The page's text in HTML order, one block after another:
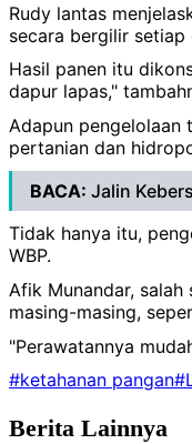
Rudy lantas
secara bergilir setiap
Hasil panen itu
dapur lapas,"
Adapun pengelolaan
pertanian dan
BACA: Jalin
Tidak hanya itu,
WBP.
Afik Munandar,
masing-masing,
"Perawatannya
#ketahanan pangan
Berita Lainnya